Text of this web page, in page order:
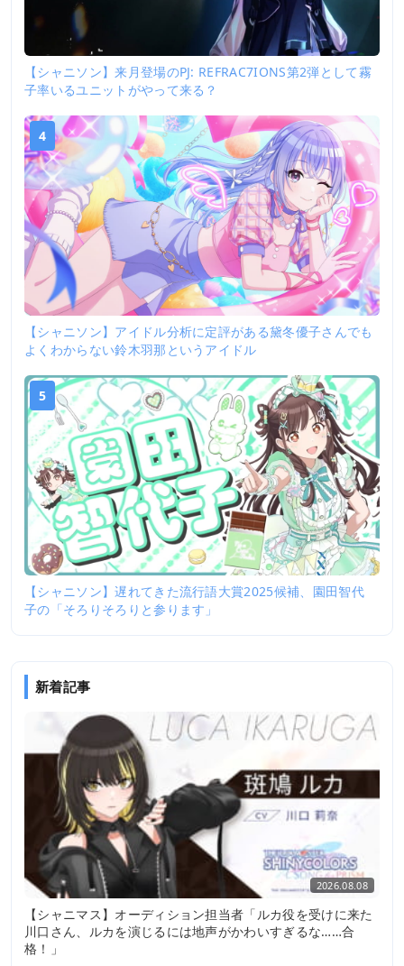
【シャニソン】来月登場のPJ: REFRAC7IONS第2弾として霧
子率いるユニットがやって来る？
4
【シャニソン】アイドル分析に定評がある黛冬優子さんでも
よくわからない鈴木羽那というアイドル
5
【シャニソン】遅れてきた流行語大賞2025候補、園田智代
子の「そろりそろりと参ります」
新着記事
2026.08.08
【シャニマス】オーディション担当者「ルカ役を受けに来た
川口さん、ルカを演じるには地声がかわいすぎるな……合
格！」